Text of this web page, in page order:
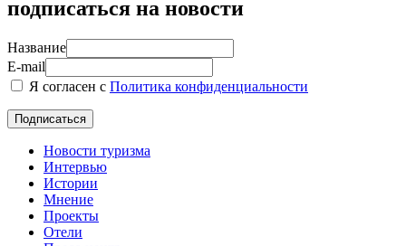
подписаться на новости
Название
E-mail
Я согласен с Политика конфиденциальности
Новости туризма
Интервью
Истории
Мнение
Проекты
Отели